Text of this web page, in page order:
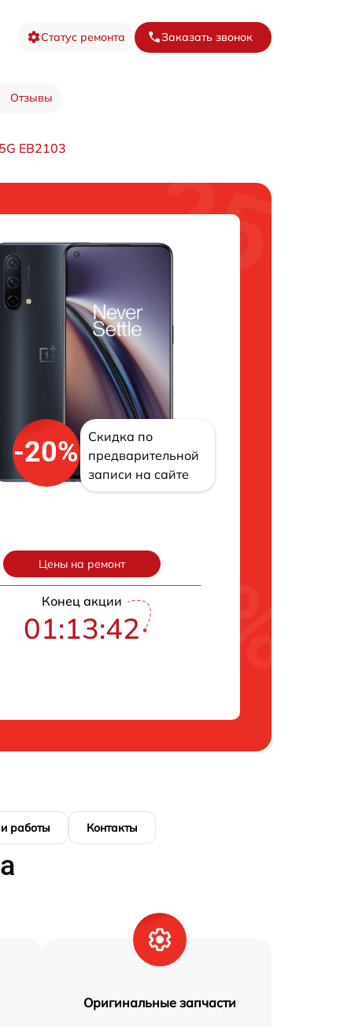
Статус ремонта Заказать звонок
Отзывы
EB2103
-20%
Скидка по
предварительной
записи на сайте
Цены на ремонт
Конец акции
01:13:42
работы Контакты
Оригинальные запчасти